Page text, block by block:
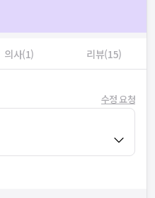
의사(1) 리뷰(15)
수정 요청